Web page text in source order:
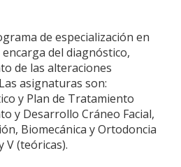
de especialización en
del diagnóstico,
de las alteraciones
asignaturas son:
y Plan de Tratamiento
y Desarrollo Cráneo Facial,
Biomecánica y Ortodoncia
V (teóricas).